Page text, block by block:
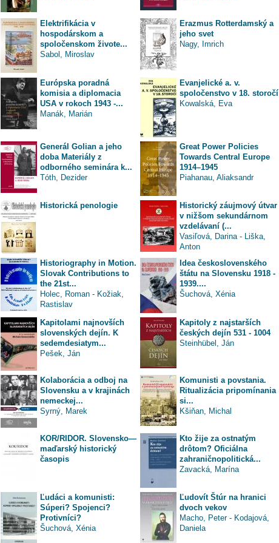
Elektrifikácia v
hospodárskom a
spoločenskom živote...
Sabol, Miroslav
Erazmus Rotterdamský a
jeho svet
Nagy, Imrich
Európska poradná
komisia a diplomacia
USA v rokoch 1943 -...
Manák, Marián
Evanjelické a. v.
spoločenstvo v 18. storočí
Kowalská, Eva
Generál Golian a jeho
doba Materiály z
odborného seminára k...
Tóth, Dezider
Great Power Policies
Towards Central Europe
1914–1945
Piahanau, Aliaksandr
Historická penologie
Historický záujmový útvar
v nižšom sekundárnom
vzdelávaní (...
Vasiľová, Darina - Liška,
Anton
Historiography in Motion.
Slovak Contributions to
the 21st...
Holec, Roman - Kožiak,
Rastislav
Idea československého
štátu na Slovensku 1918 -
1939....
Šuchová, Xénia
Kapitolami najnovších
slovenských dejín. K
sedemdesiatym...
Pešek, Ján
Kapitoly z najstarších
českých dejín 531 - 1004
Steinhübel, Ján
Kolaborácia a odboj na
Slovensku a v krajinách
nemeckej...
Syrný, Marek
Komunisti a povstania.
Ritualizácia pripomínania
si...
Kšiňan, Michal
KOR/RIDOR. Slovensko—
maďarský historický
časopis
Kto žije za ostnatým
drôtom? Oficiálna
zahraničnopolitická...
Zavacká, Marína
Ľudáci a komunisti:
Súperi? Spojenci?
Protivníci?
Šuchová, Xénia
Ľudovít Štúr na hranici
dvoch vekov
Macho, Peter- Kodajová,
Daniela